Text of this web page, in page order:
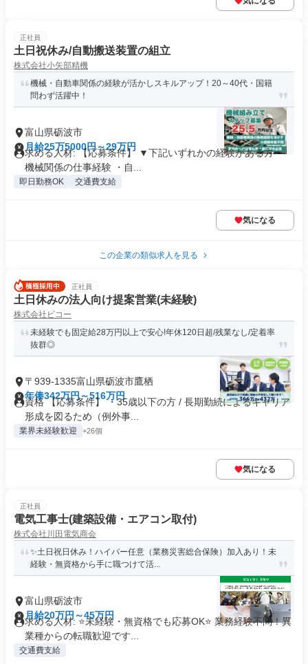
正社員
土日祝休み/自動搬送装置の組立
株式会社小矢部精機
機械・自動車関係の経験が活かしスキルアップ！20～40代・国籍
問わず活躍中！
富山県砺波市
月給25万5000円～29万円
求める人材: 【応募条件】 ▼下記いずれかの経験がある方 ・
機械関係の仕事経験 ・自...
即日勤務OK 交通費支給
気になる
この企業の類似求人を見る
正社員
土日休みの法人向け提案営業(未経験)
株式会社ビコー
未経験でも固定給28万円以上で安心!年休120日超/残業なし/定着率
抜群◎
〒939-1335富山県砺波市鷹栖
年俸342万円～516万円
資格 【応募条件】 ・35歳以下の方 / 長期勤続によるキャリア
形成を図るため（例外事...
業界未経験歓迎 +26個
気になる
正社員
電気工事士(建築設備・エアコン取付)
株式会社川田電気商会
✨土日祝日休み！ハイパー任意（業務災害総合保険）加入あり！未
経験・無資格から手に職つけて活...
富山県砺波市
月給20万円～45万円
求める人材: ⭐未経験・無資格でも応募OK⭐ 業務経験不問！異
業種からの転職歓迎です...
交通費支給